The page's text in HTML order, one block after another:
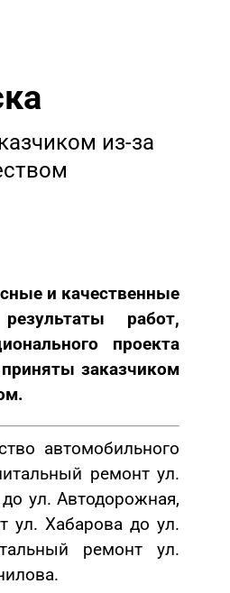
из-за
и качественные
работ,
проекта
заказчиком
автомобильного
ремонт ул.
ул. Автодорожная,
ул. Хабарова до ул.
ремонт ул.